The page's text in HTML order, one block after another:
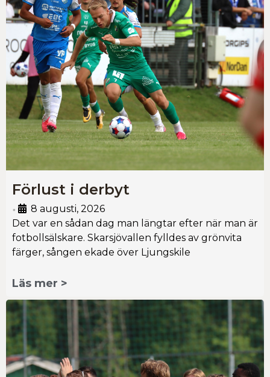
Förlust i derbyt
•
8 augusti, 2026
Det var en sådan dag man längtar efter när man är
fotbollsälskare. Skarsjövallen fylldes av grönvita
färger, sången ekade över Ljungskile
Läs mer >